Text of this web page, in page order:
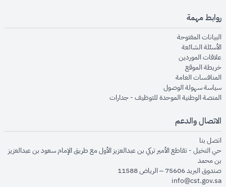
روابط مهمة
البيانات المفتوحةopens in new window
الأسئلة الشائعةopens in new window
علاقات الموردينopens in new window
خريطة الموقعopens in new window
المنافسات العامةopens in new window
سياسة سهولة الوصولopens in new window
المنصة الوطنية الموحدة للتوظيف - جداراتopens in new window
الاتصال والدعم
اتصل بنا
حي النخيل - تقاطع الأمير تركي بن عبدالعزيز الأول مع طريق الإمام سعود بن عبدالعزيز
بن محمد
صندوق البريد 75606 – الرياض 11588
info@cst.gov.sa